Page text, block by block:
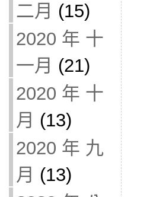
二月 (15)
2020 年 十
一月 (21)
2020 年 十
月 (13)
2020 年 九
月 (13)